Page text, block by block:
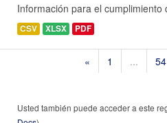
Información para el cumplimiento
CSV XLSX PDF
« 1 ... 54
Usted también puede acceder a este